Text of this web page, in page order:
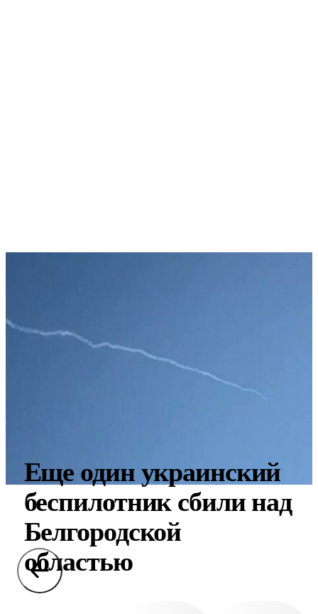
Еще один украинский
беспилотник сбили над
Белгородской
областью